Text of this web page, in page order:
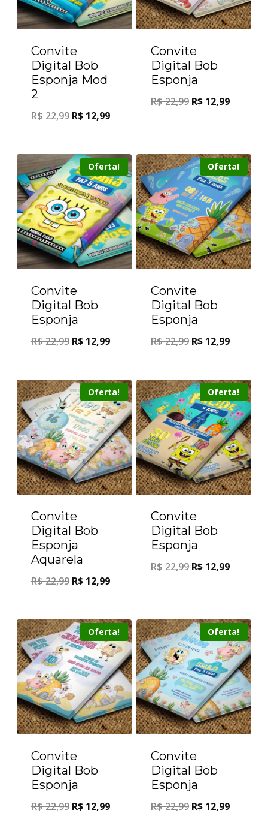
Convite
Digital Bob
Esponja Mod
2
R$22,99 R$ 12,99
Convite
Digital Bob
Esponja
R$22,99 R$ 12,99
Oferta!
Convite
Digital Bob
Esponja
R$22,99 R$ 12,99
Oferta!
Convite
Digital Bob
Esponja
R$22,99 R$ 12,99
Oferta!
Convite
Digital Bob
Esponja
Aquarela
R$22,99 R$ 12,99
Oferta!
Convite
Digital Bob
Esponja
R$22,99 R$ 12,99
Oferta!
Convite
Digital Bob
Esponja
R$22,99 R$ 12,99
Oferta!
Convite
Digital Bob
Esponja
R$22,99 R$ 12,99